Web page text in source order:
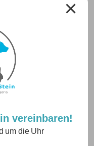
vereinbaren!
um die Uhr
und
Praxis